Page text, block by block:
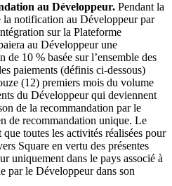
au Développeur. Pendant la
la notification au Développeur par
sur la Plateforme
au Développeur une
10 % basée sur l’ensemble des
paiements (définis ci-dessous)
(12) premiers mois du volume
du Développeur qui deviennent
de la recommandation par le
de recommandation unique. Le
toutes les activités réalisées pour
Square en vertu des présentes
uniquement dans le pays associé à
par le Développeur dans son